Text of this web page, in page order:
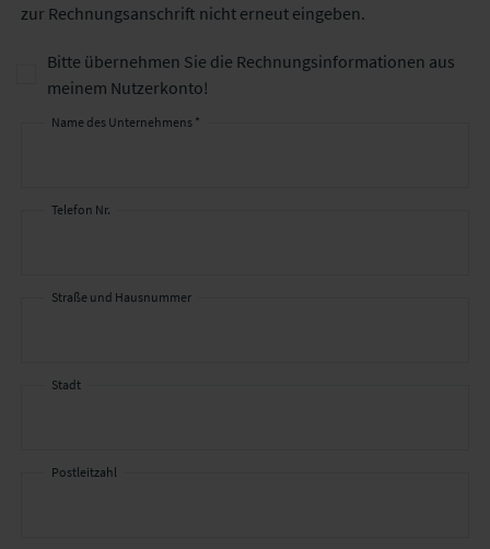
zur Rechnungsanschrift nicht erneut eingeben.
Bitte übernehmen Sie die Rechnungsinformationen aus
meinem Nutzerkonto!
Name des Unternehmens *
Telefon Nr.
Straße und Hausnummer
Stadt
Postleitzahl